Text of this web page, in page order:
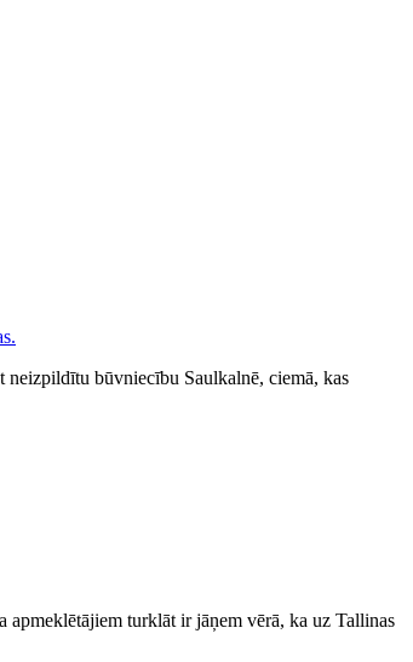
neizpildītu būvniecību Saulkalnē, ciemā, kas
apmeklētājiem turklāt ir jāņem vērā, ka uz Tallinas